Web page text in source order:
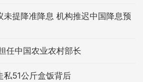
未提降准降息 机构推迟中国降息预
任中国农业农村部长
私51公斤盒饭背后